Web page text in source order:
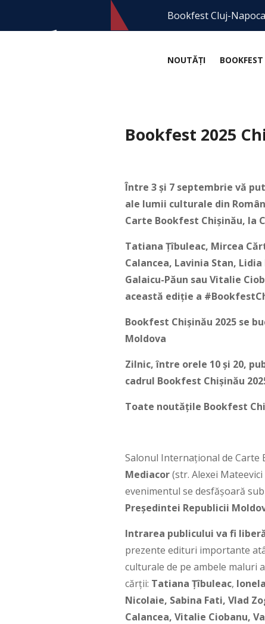
Bookfest Cluj-
NOUTĂȚI
Bookfest 2025
Între 3 și 7 septembrie vă
ale lumii culturale din
Carte Bookfest Chișinău, la
Tatiana Țîbuleac, Mircea
Calancea, Lavinia Stan,
Galaicu-Păun sau Vitalie
această ediție a
Bookfest Chișinău 2025 se
Moldova
Zilnic, între orele 10 şi 20,
cadrul Bookfest Chișinău
Toate noutățile Bookfest
Salonul Internațional de Carte
Mediacor(str. Alexei
evenimentul se desfășoară
Președintei Republicii
Intrarea publicului va fi
prezente edituri importante
culturale de pe ambele maluri
cărţii: Tatiana Țîbuleac,
Nicolaie, Sabina Fati, Vlad
Calancea, Vitalie Ciobanu,